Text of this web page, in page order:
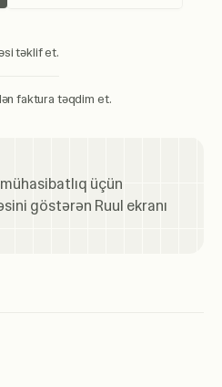
təklif et.
faktura təqdim et.